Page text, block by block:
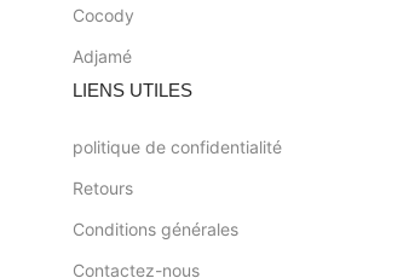
Cocody
Adjamé
LIENS UTILES
politique de confidentialité
Retours
Conditions générales
Contactez-nous